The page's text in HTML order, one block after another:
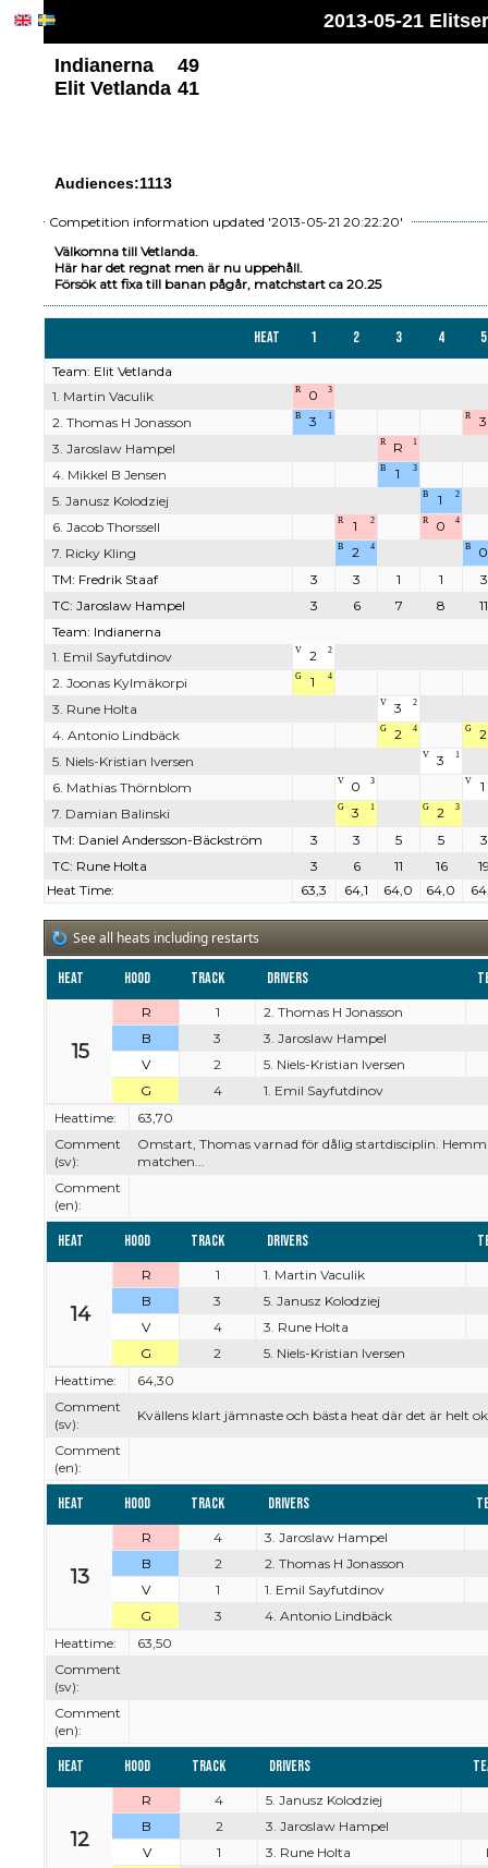
2013-05-21
Indianerna
49
Elit Vetlanda 41
Audiences:1113
Competition information updated '2013-05-21 20:22:20'
Välkomna till Vetlanda.
Här har det regnat men är nu uppehåll.
Försök att fixa till banan pågår, matchstart ca 20.25
Heat 1 2 3 4 5
Team: Elit Vetlanda
1. Martin Vaculik
R 0 3
2. Thomas H Jonasson B 3 1 R
3
3. Jaroslaw Hampel
R R 1
4. Mikkel B Jensen B 1 3
5. Janusz Kolodziej B 1 2
6. Jacob Thorssell R 1 2 R 0 4
7. Ricky Kling B 2 4 B
0
TM: Fredrik Staaf
3 3 1 1
3
TC: Jaroslaw Hampel
3 6 7 8
11
Team: Indianerna
1. Emil Sayfutdinov
V 2 2
2. Joonas Kylmäkorpi G 1 4
3. Rune Holta V 3 2
4. Antonio Lindbäck G 2 4 G
2
5. Niels-Kristian Iversen
V 3 1
6. Mathias Thörnblom V 0 3 V
1
7. Damian Balinski
G 3 1 G 2 3
TM: Daniel Andersson-Bäckström 3 3 5 5
3
TC: Rune Holta
3 6 11 16
Heat Time:
63,3 64,1 64,0 64,0
See all heats including restarts
Heat Hood Track Drivers
15
R 1
2. Thomas H Jonasson
B
3
3. Jaroslaw Hampel
V
2
5. Niels-Kristian Iversen
G
4
1. Emil Sayfutdinov
Heattime:
63,70
Comment
(sv):
Omstart, Thomas varnad för dålig startdisciplin.
matchen...
Comment
(en):
Heat Hood Track Drivers
14
R 1
1. Martin Vaculik
B
3
5. Janusz Kolodziej
V
4
3. Rune Holta
G
2
5. Niels-Kristian Iversen
Heattime:
64,30
Comment
(sv):
Kvällens klart jämnaste och bästa heat där det är helt
Comment
(en):
Heat Hood Track Drivers
13
R 4
3. Jaroslaw Hampel
B
2
2. Thomas H Jonasson
V
1
1. Emil Sayfutdinov
G
3
4. Antonio Lindbäck
Heattime:
63,50
Comment
(sv):
Comment
(en):
Heat Hood Track Drivers
12
R 4
5. Janusz Kolodziej
B
2
3. Jaroslaw Hampel
V
1 3. Rune Holta